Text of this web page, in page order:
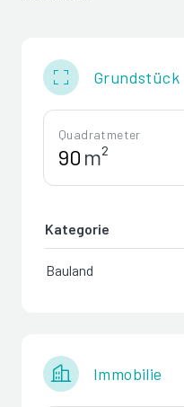
Grundstück
Quadratmeter
m²
Kategorie
Bauland
Immobilie